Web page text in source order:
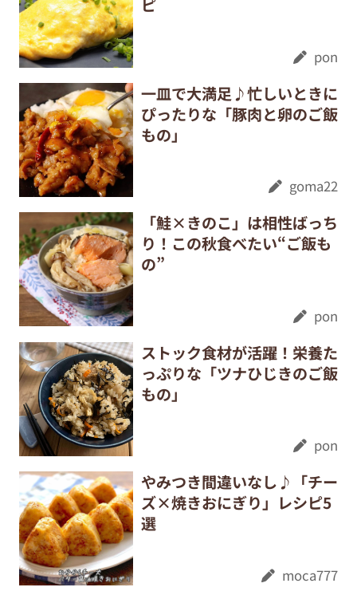
ピ
pon
一皿で大満足♪忙しいときに
ぴったりな「豚肉と卵のご飯
もの」
goma22
「鮭×きのこ」は相性ばっち
り！この秋食べたい“ご飯も
の”
pon
ストック食材が活躍！栄養た
っぷりな「ツナひじきのご飯
もの」
pon
やみつき間違いなし♪「チー
ズ×焼きおにぎり」レシピ5
選
moca777